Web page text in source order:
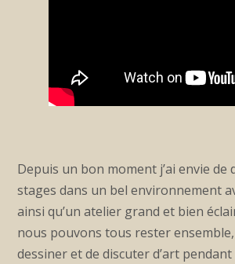
Depuis un bon moment j’ai envie de
stages dans un bel environnement
ainsi qu’un atelier grand et bien
nous pouvons tous rester
dessiner et de discuter d’art